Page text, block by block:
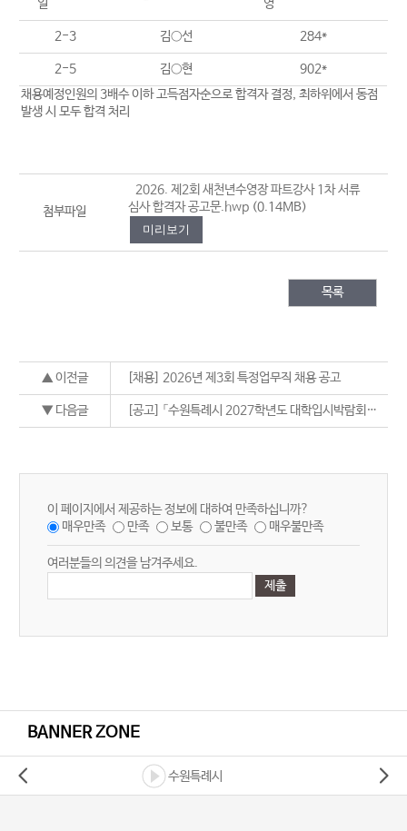
일
영
2-3 김○선 284*
2-5 김○현
902*
※ 채용예정인원의 3배수 이하 고득점자순으로 합격자 결정, 최하위에서 동점
자 발생 시 모두 합격 처리
첨부파일
2026. 제2회 새천년수영장 파트강사 1차 서류
심사 합격자 공고문.hwp (0.14MB)
미리보기
목록
▲ 이전글 [채용] 2026년 제3회 특정업무직 채용 공고
▼ 다음글 [공고] 「수원특례시 2027학년도 대학입시박람회」 제안서 평가위원회 평가점수 결과 공개
이 페이지에서 제공하는 정보에 대하여 만족하십니까?
매우만족
만족 보통 불만족 매우불만족
여러분들의 의견을 남겨주세요.
BANNER ZONE
수원특례시